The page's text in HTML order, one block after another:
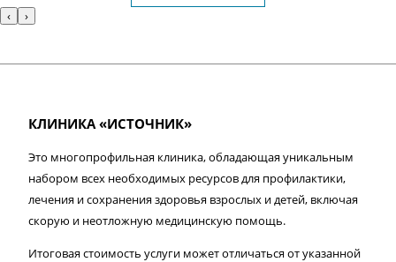
‹ ›
КЛИНИКА «ИСТОЧНИК»
Это многопрофильная клиника, обладающая уникальным
набором всех необходимых ресурсов для профилактики,
лечения и сохранения здоровья взрослых и детей, включая
скорую и неотложную медицинскую помощь.
Итоговая стоимость услуги может отличаться от указанной